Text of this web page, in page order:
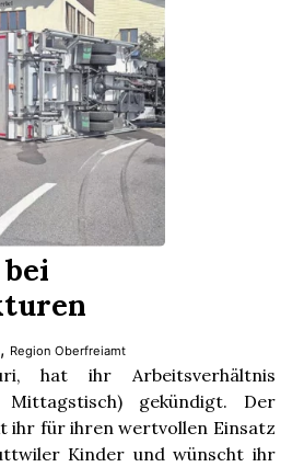
, Region Oberfreiamt
hat ihr Arbeitsverhältnis
Mittagstisch) gekündigt. Der
ihr für ihren wertvollen Einsatz
Kinder und wünscht ihr